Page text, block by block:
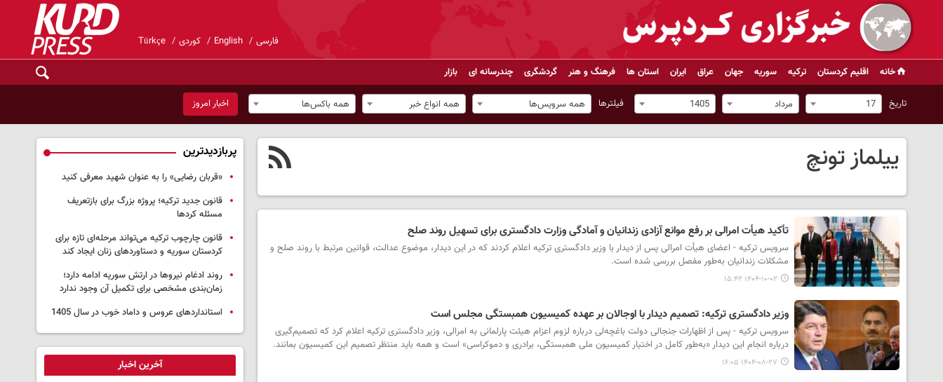
فارسی English کوردی Türkçe
خانه اقلیم کردستان ترکیه سوریه جهان عراق ایران استان ها فرهنگ و هنر گردشگری چندرسانه ای بازار
تاریخ 17 مرداد 1405 فیلترها همه سرویس‌ها همه انواع خبر همه باکس‌ها اخبار امروز
ییلماز تونچ
تأکید هیأت امرالی بر رفع موانع آزادی زندانیان و آمادگی وزارت دادگستری برای تسهیل روند صلح
سرویس ترکیه - اعضای هیأت امرالی پس از دیدار با وزیر دادگستری ترکیه اعلام کردند که در این دیدار، موضوع عدالت، قوانین مرتبط با روند صلح و
مشکلات زندانیان به‌طور مفصل بررسی شده است.
۱۴۰۴-۱۰-۰۲ ۱۵:۴۲
وزیر دادگستری ترکیه: تصمیم دیدار با اوجالان بر عهده کمیسیون همبستگی مجلس است
سرویس ترکیه - پس از اظهارات جنجالی دولت باغچه‌لی درباره لزوم اعزام هیئت پارلمانی به امرالی، وزیر دادگستری ترکیه اعلام کرد که تصمیم‌گیری
درباره انجام این دیدار «به‌طور کامل در اختیار کمیسیون ملی همبستگی، برادری و دموکراسی» است و همه باید منتظر تصمیم این کمیسیون بمانند.
۱۴۰۴-۰۸-۲۷ ۱۶:۰۵
پربازدیدترین
«قربان رضایی» را به عنوان شهید معرفی کنید
قانون جدید ترکیه؛ پروژه بزرگ‌ برای بازتعریف
مسئله کردها
قانون چارچوب ترکیه می‌تواند مرحله‌ای تازه برای
کردستان سوریه و دستاوردهای زنان ایجاد کند
روند ادغام نیروها در ارتش سوریه ادامه دارد؛
زمان‌بندی مشخصی برای تکمیل آن وجود ندارد
استانداردهای عروس و داماد خوب در سال 1405
آخرین اخبار